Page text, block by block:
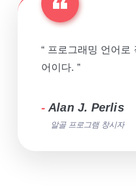
“ 프로그래밍 언어
어이다. ”
- Alan J. Perlis
알골 프로그램 창시자